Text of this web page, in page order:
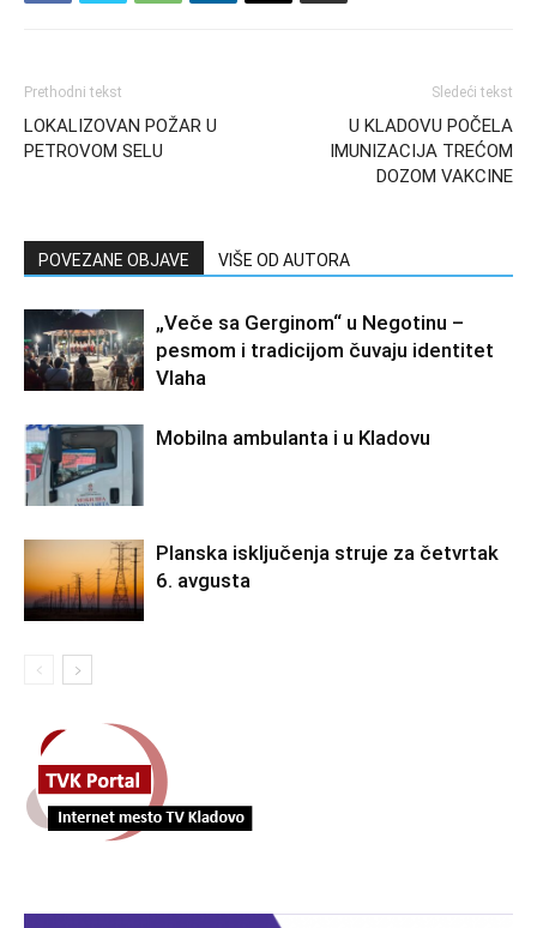
Prethodni tekst
LOKALIZOVAN POŽAR U
PETROVOM SELU
Sledeći tekst
U KLADOVU POČELA
IMUNIZACIJA TREĆOM
DOZOM VAKCINE
POVEZANE OBJAVE VIŠE OD AUTORA
„Veče sa Gerginom“ u Negotinu –
pesmom i tradicijom čuvaju identitet
Vlaha
Mobilna ambulanta i u Kladovu
Planska isključenja struje za četvrtak
6. avgusta